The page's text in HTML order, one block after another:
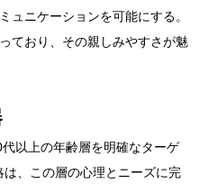
ュニケーションを可能にする。
ており、その親しみやすさが魅
以上の年齢層を明確なターゲ
、この層の心理とニーズに完